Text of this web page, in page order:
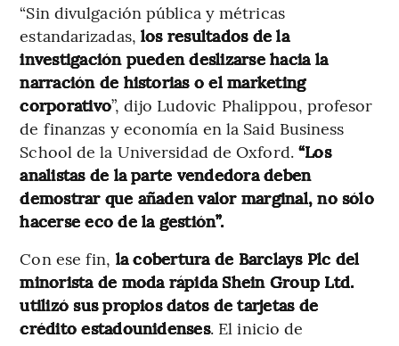
“Sin divulgación pública y métricas
estandarizadas, los resultados de la
investigación pueden deslizarse hacia la
narración de historias o el marketing
corporativo”, dijo Ludovic Phalippou, profesor
de finanzas y economía en la Said Business
School de la Universidad de Oxford. “Los
analistas de la parte vendedora deben
demostrar que añaden valor marginal, no sólo
hacerse eco de la gestión”.
Con ese fin, la cobertura de Barclays Plc del
minorista de moda rápida Shein Group Ltd.
utilizó sus propios datos de tarjetas de
crédito estadounidenses. El inicio de